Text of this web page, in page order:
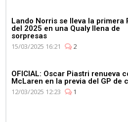
Lando Norris se lleva la primera
del 2025 en una Qualy llena de
sorpresas
15/03/2025 16:21
2
OFICIAL: Oscar Piastri renueva
McLaren en la previa del GP de
12/03/2025 12:23
1